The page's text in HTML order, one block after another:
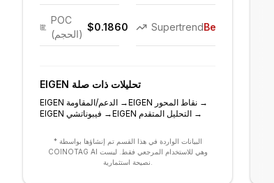
POC
(الحجم)
$0.1860 SupertrendBearish
EIGEN تحليلات ذات صلة
EIGEN الدعم/المقاومة →EIGEN نقاط المحور →
EIGEN فيبوناتشي →EIGEN التحليل المتقدم →
* البيانات الواردة في هذا القسم تم إنشاؤها بواسطة
COINOTAG AI وهي للاستخدام المرجعي فقط. ليست